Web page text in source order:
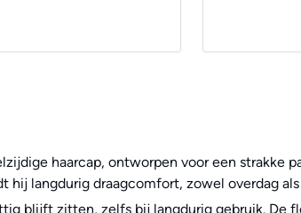
haarcap, ontworpen voor een strakke
langdurig draagcomfort, zowel overdag als
blijft zitten, zelfs bij langdurig gebruik.